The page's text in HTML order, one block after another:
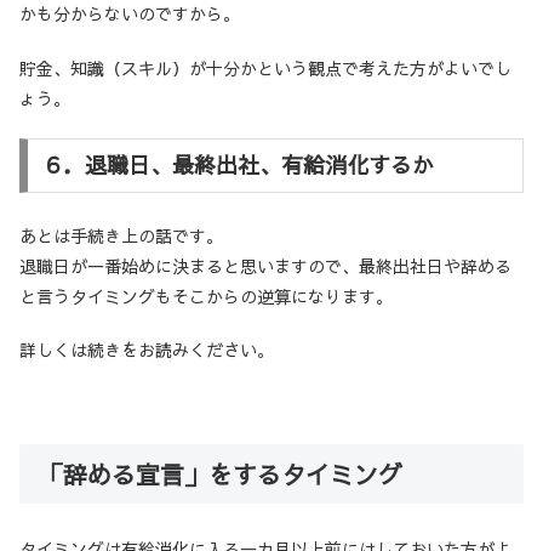
かも分からないのですから。
貯金、知識（スキル）が十分かという観点で考えた方がよいでし
ょう。
６．退職日、最終出社、有給消化するか
あとは手続き上の話です。
退職日が一番始めに決まると思いますので、最終出社日や辞める
と言うタイミングもそこからの逆算になります。
詳しくは続きをお読みください。
「辞める宣言」をするタイミング